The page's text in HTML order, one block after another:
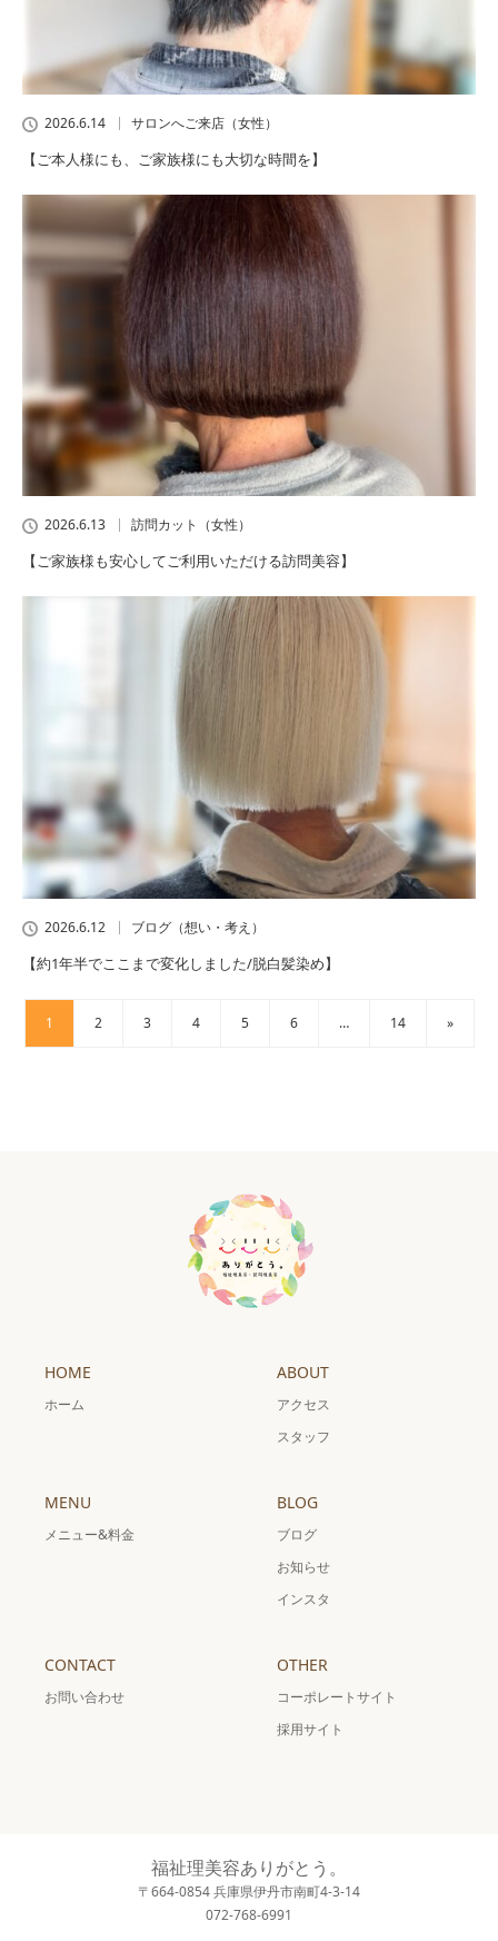
2026.6.14 サロンへご来店（女性）
【ご本人様にも、ご家族様にも大切な時間を】
2026.6.13 訪問カット（女性）
【ご家族様も安心してご利用いただける訪問美容】
2026.6.12 ブログ（想い・考え）
【約1年半でここまで変化しました/脱白髪染め】
1 2 3 4 5 6 … 14 »
HOME
ホーム
ABOUT
アクセス
スタッフ
MENU
メニュー&料金
BLOG
ブログ
お知らせ
インスタ
CONTACT
お問い合わせ
OTHER
コーポレートサイト
採用サイト
福祉理美容ありがとう。
〒664-0854 兵庫県伊丹市南町4-3-14
072-768-6991